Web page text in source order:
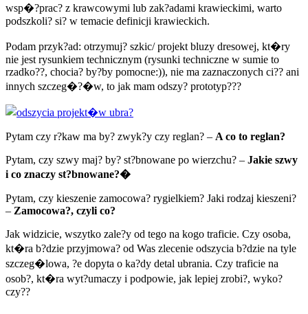
wsp�?prac? z krawcowymi lub zak?adami krawieckimi, warto
podszkoli? si? w temacie definicji krawieckich.
Podam przyk?ad: otrzymuj? szkic/ projekt bluzy dresowej, kt�ry
nie jest rysunkiem technicznym (rysunki techniczne w sumie to
rzadko??, chocia? by?by pomocne:)), nie ma zaznaczonych ci?? ani
innych szczeg�?�w, to jak mam odszy? prototyp???
Pytam czy r?kaw ma by? zwyk?y czy reglan? – A co to reglan?
Pytam, czy szwy maj? by? st?bnowane po wierzchu? – Jakie szwy
i co znaczy st?bnowane?�
Pytam, czy kieszenie zamocowa? rygielkiem? Jaki rodzaj kieszeni?
– Zamocowa?, czyli co?
Jak widzicie, wszytko zale?y od tego na kogo traficie. Czy osoba,
kt�ra b?dzie przyjmowa? od Was zlecenie odszycia b?dzie na tyle
szczeg�lowa, ?e dopyta o ka?dy detal ubrania. Czy traficie na
osob?, kt�ra wyt?umaczy i podpowie, jak lepiej zrobi?, wyko?
czy??